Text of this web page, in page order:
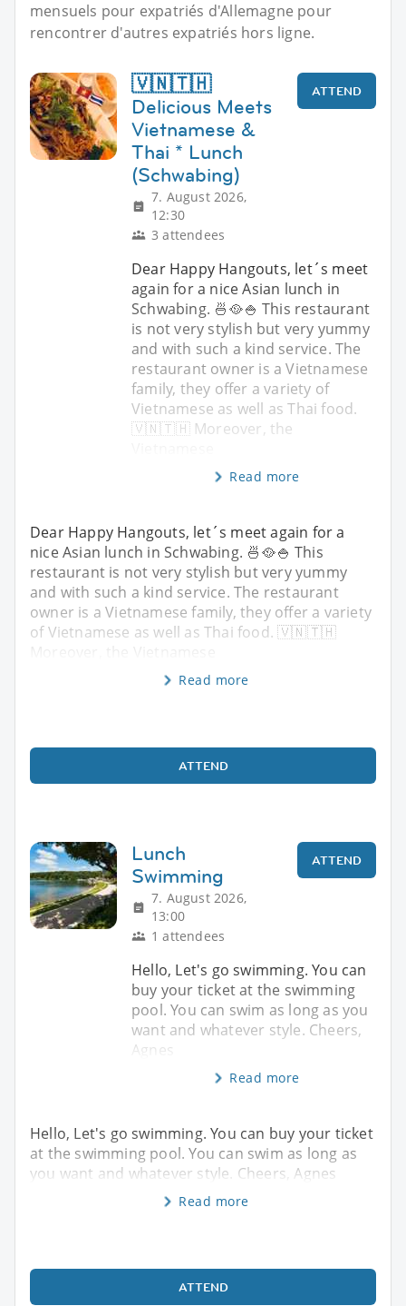
mensuels pour expatriés d'Allemagne pour
rencontrer d'autres expatriés hors ligne.
🇻🇳🇹🇭
Delicious Meets
Vietnamese &
Thai * Lunch
(Schwabing)
7. August 2026,
12:30
3 attendees
ATTEND
Dear Happy Hangouts, let´s meet
again for a nice Asian lunch in
Schwabing. 🍜🥘🍚 This restaurant
is not very stylish but very yummy
and with such a kind service. The
restaurant owner is a Vietnamese
family, they offer a variety of
Vietnamese as well as Thai food.
🇻🇳🇹🇭 Moreover, the
Read more
Dear Happy Hangouts, let´s meet again for a
nice Asian lunch in Schwabing. 🍜🥘🍚 This
restaurant is not very stylish but very yummy
and with such a kind service. The restaurant
owner is a Vietnamese family, they offer a variety
of Vietnamese as well as Thai food. 🇻🇳🇹🇭
Moreover, the Vietnamese
Read more
ATTEND
Lunch
Swimming
7. August 2026,
13:00
1 attendees
ATTEND
Hello, Let's go swimming. You can
buy your ticket at the swimming
pool. You can swim as long as you
want and whatever style. Cheers,
Agnes
Read more
Hello, Let's go swimming. You can buy your ticket
at the swimming pool. You can swim as long as
you want and whatever style. Cheers, Agnes
Read more
ATTEND